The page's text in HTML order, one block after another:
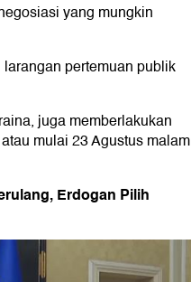
yang mungkin
pertemuan publik
juga memberlakukan
mulai 23 Agustus malam
Erdogan Pilih